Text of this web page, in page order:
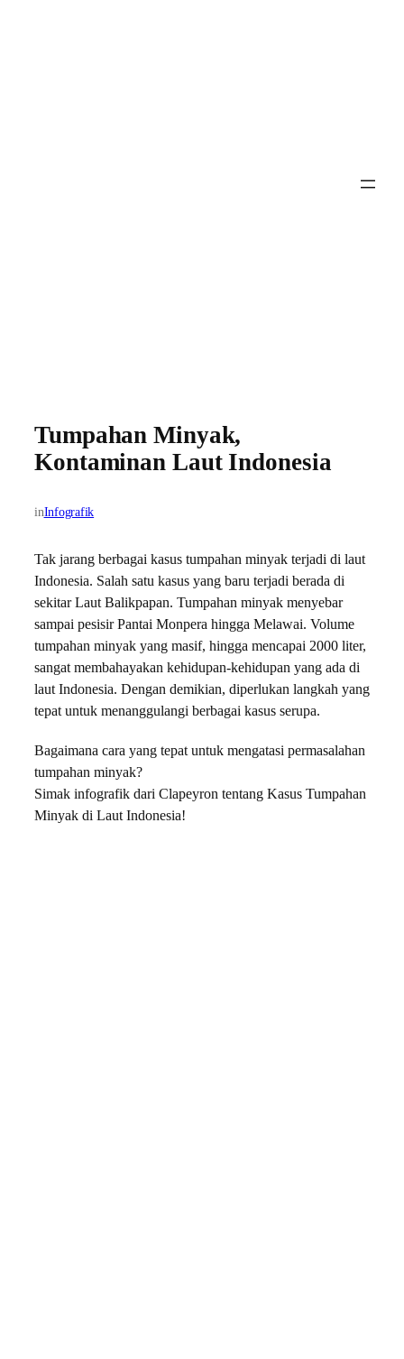
Tumpahan Minyak,
Kontaminan Laut Indonesia
inInfografik
Tak jarang berbagai kasus tumpahan minyak terjadi di laut
Indonesia. Salah satu kasus yang baru terjadi berada di
sekitar Laut Balikpapan. Tumpahan minyak menyebar
sampai pesisir Pantai Monpera hingga Melawai. Volume
tumpahan minyak yang masif, hingga mencapai 2000 liter,
sangat membahayakan kehidupan-kehidupan yang ada di
laut Indonesia. Dengan demikian, diperlukan langkah yang
tepat untuk menanggulangi berbagai kasus serupa.
Bagaimana cara yang tepat untuk mengatasi permasalahan
tumpahan minyak?
Simak infografik dari Clapeyron tentang Kasus Tumpahan
Minyak di Laut Indonesia!